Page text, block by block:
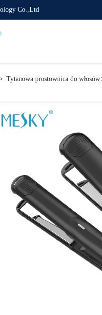
Co.,Ltd
Tytanowa prostownica do włosów